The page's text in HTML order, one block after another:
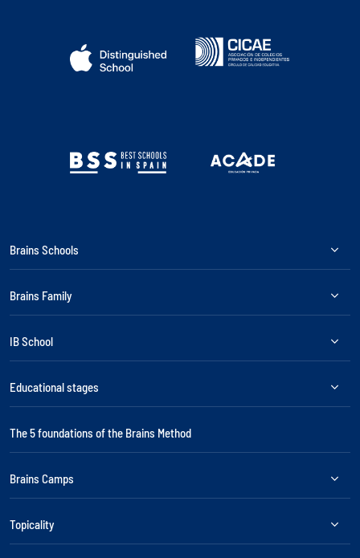
Brains Schools
Brains Family
IB School
Educational stages
The 5 foundations of the Brains Method
Brains Camps
Topicality